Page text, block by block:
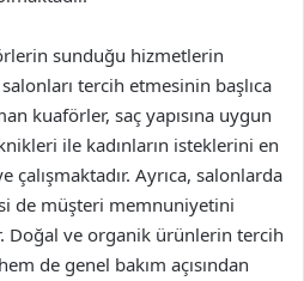
sunduğu hizmetlerin
tercih etmesinin başlıca
kuaförler, saç yapısına uygun
ile kadınların isteklerini en
Ayrıca, salonlarda
de müşteri memnuniyetini
Doğal ve organik ürünlerin tercih
de genel bakım açısından